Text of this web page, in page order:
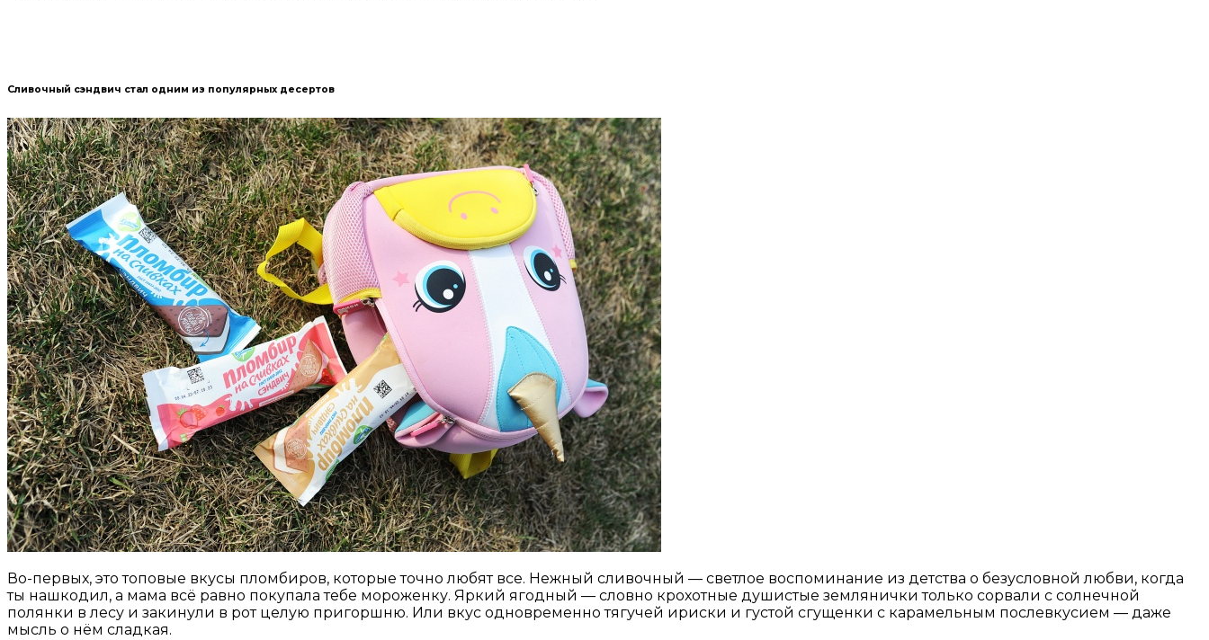
Сливочный сэндвич стал одним из популярных десертов
Во-первых, это топовые вкусы пломбиров, которые точно любят все. Нежный сливочный — светлое воспоминание из детства о безусловной любви, когда
ты нашкодил, а мама всё равно покупала тебе мороженку. Яркий ягодный — словно крохотные душистые землянички только сорвали с солнечной
полянки в лесу и закинули в рот целую пригоршню. Или вкус одновременно тягучей ириски и густой сгущенки с карамельным послевкусием — даже
мысль о нём сладкая.